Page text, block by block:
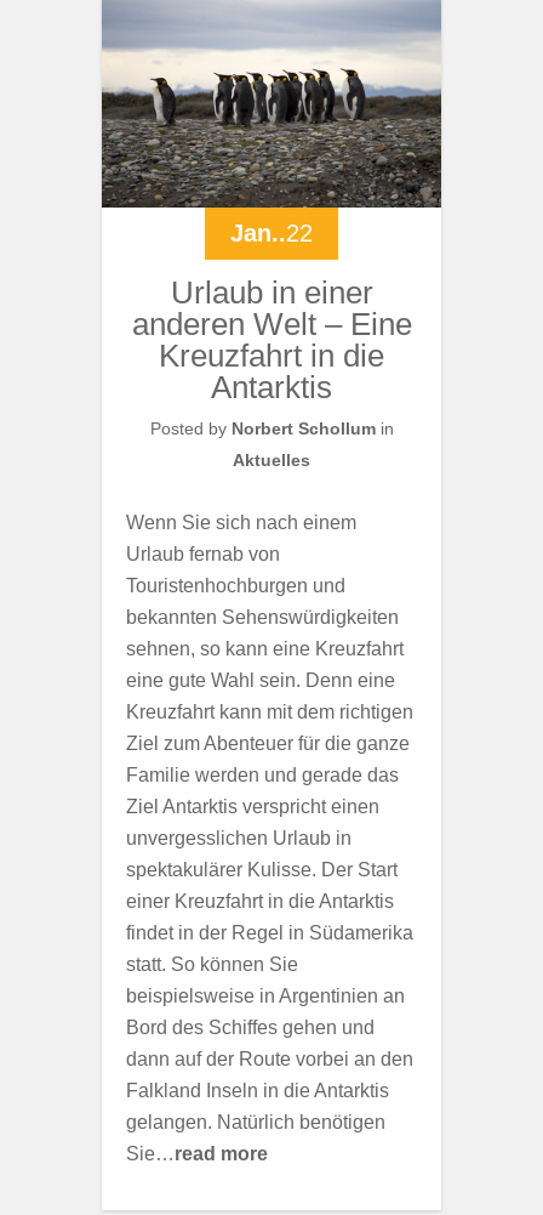
Jan..22
Urlaub in einer
anderen Welt – Eine
Kreuzfahrt in die
Antarktis
Posted by Norbert Schollumin
Aktuelles
Wenn Sie sich nach einem
Urlaub fernab von
Touristenhochburgen und
bekannten Sehenswürdigkeiten
sehnen, so kann eine Kreuzfahrt
eine gute Wahl sein. Denn eine
Kreuzfahrt kann mit dem richtigen
Ziel zum Abenteuer für die ganze
Familie werden und gerade das
Ziel Antarktis verspricht einen
unvergesslichen Urlaub in
spektakulärer Kulisse. Der Start
einer Kreuzfahrt in die Antarktis
findet in der Regel in Südamerika
statt. So können Sie
beispielsweise in Argentinien an
Bord des Schiffes gehen und
dann auf der Route vorbei an den
Falkland Inseln in die Antarktis
gelangen. Natürlich benötigen
Sie…read more